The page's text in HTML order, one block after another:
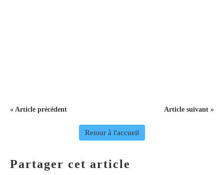
« Article précédent Article suivant »
Retour à l'accueil
Partager cet article